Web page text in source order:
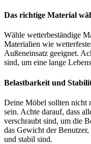
Das richtige Material
Wähle wetterbeständige
Materialien wie
Außeneinsatz geeignet.
sind, um eine lange
Belastbarkeit und
Deine Möbel sollten nicht
sein. Achte darauf, dass
verschraubt sind, um die
das Gewicht der
und stabil sind.